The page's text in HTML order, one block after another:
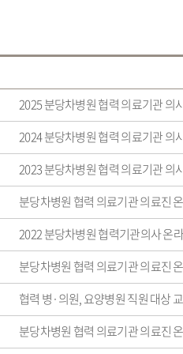
2025 분당차병원 협력 의료기관 의
2024 분당차병원 협력 의료기관 의
2023 분당차병원 협력 의료기관 의
분당차병원 협력 의료기관 의료진
2022 분당차병원 협력기관의사 온
분당차병원 협력 의료기관 의료진
협력 병·의원, 요양병원 직원 대상
분당차병원 협력 의료기관 의료진